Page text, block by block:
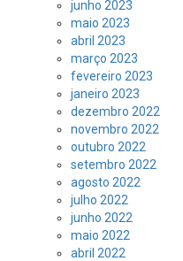
junho 2023
maio 2023
abril 2023
março 2023
fevereiro 2023
janeiro 2023
dezembro 2022
novembro 2022
outubro 2022
setembro 2022
agosto 2022
julho 2022
junho 2022
maio 2022
abril 2022